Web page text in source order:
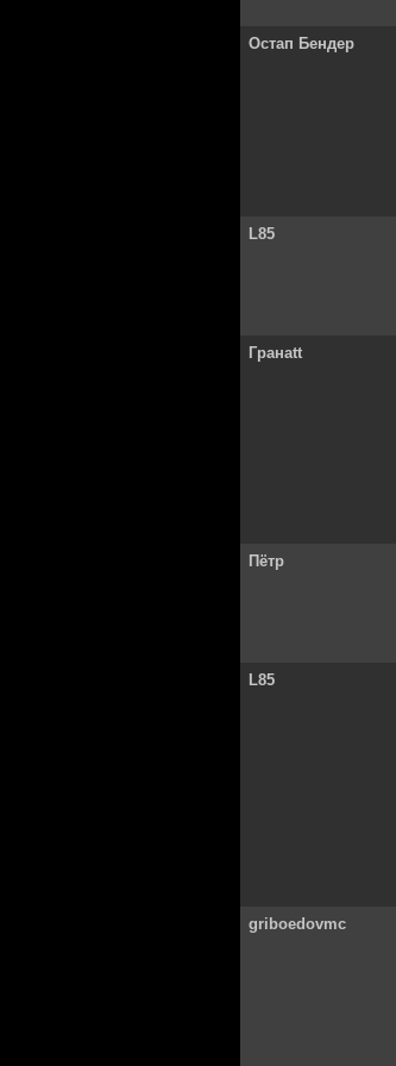
Остап Бендер
L85
Гранаtt
Пётр
L85
griboedovmc